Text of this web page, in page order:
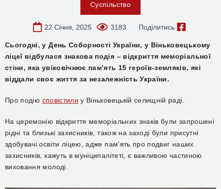
Суспільство
22 Січня, 2025 3183 Поділитись
Сьогодні, у День Соборності України, у Віньковецькому
ліцеї відбулася знакова подія – відкриття меморіальної
стіни, яка увіковічнює пам’ять 15 героїв-земляків, які
віддали своє життя за незалежність України.
Про подію сповістили у Віньковецькій селищній раді.
На церемонію відкриття меморіальних знаків були запрошені
рідні та близькі захисників, також на заході були присутні
здобувачі освіти ліцею, адже пам’ять про подвиг наших
захисників, кажуть в муніципалітеті, є важливою частиною
виховання молоді.